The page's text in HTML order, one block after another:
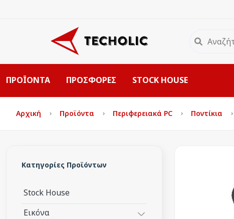
ΠΡΟΪΟΝΤΑ ΠΡΟΣΦΟΡΕΣ STOCK HOUSE
Αρχική Προϊόντα Περιφερειακά PC Ποντίκια
Κατηγορίες Προϊόντων
Stock House
Εικόνα